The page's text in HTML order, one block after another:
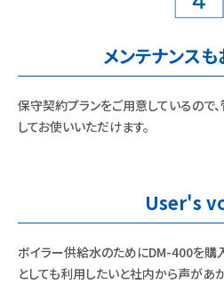
メンテナンス
保守契約プランをご用意しているので
してお使いいただけます。
User's
ボイラー供給水のためにDM-400を購
としても利用したいと社内から声があ